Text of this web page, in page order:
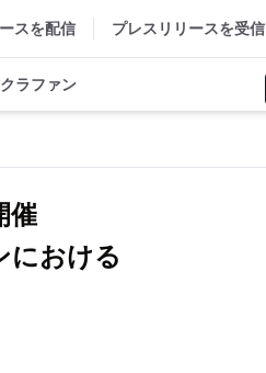
スを配信 プレスリリースを受信
クラファン
催
における